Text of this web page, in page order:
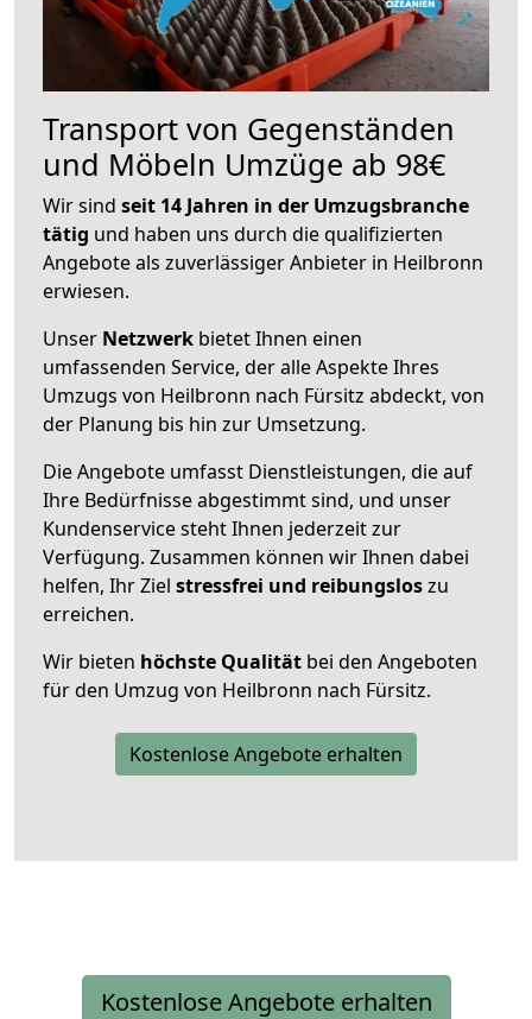
Transport von Gegenständen
und Möbeln Umzüge ab 98€
Wir sind seit 14 Jahren in der Umzugsbranche
tätig und haben uns durch die qualifizierten
Angebote als zuverlässiger Anbieter in Heilbronn
erwiesen.
Unser Netzwerk bietet Ihnen einen
umfassenden Service, der alle Aspekte Ihres
Umzugs von Heilbronn nach Fürsitz abdeckt, von
der Planung bis hin zur Umsetzung.
Die Angebote umfasst Dienstleistungen, die auf
Ihre Bedürfnisse abgestimmt sind, und unser
Kundenservice steht Ihnen jederzeit zur
Verfügung. Zusammen können wir Ihnen dabei
helfen, Ihr Ziel stressfrei und reibungsloszu
erreichen.
Wir bieten höchste Qualität bei den Angeboten
für den Umzug von Heilbronn nach Fürsitz.
Kostenlose Angebote erhalten
Kostenlose Angebote erhalten